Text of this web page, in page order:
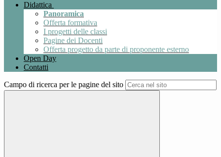
Didattica
Panoramica
Offerta formativa
I progetti delle classi
Pagine dei Docenti
Offerta progetto da parte di proponente esterno
Open Day
Contatti
Campo di ricerca per le pagine del sito